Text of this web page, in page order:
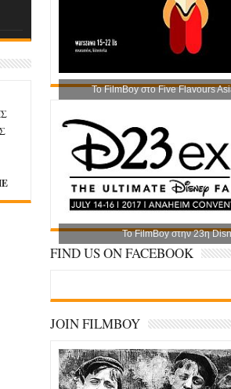
Το FilmBoy στο Five Flavours
Το FilmBoy στην 23η
FIND US ON FACEBOOK
JOIN FILMBOY